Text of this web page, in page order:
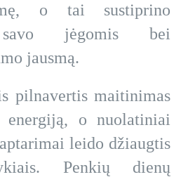
o tai sustiprino
savo jėgomis bei
jausmą.
maitinimas
o nuolatiniai
leido džiaugtis
Penkių dienų